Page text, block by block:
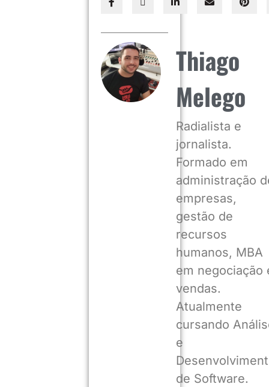
Thiago
Melego
Radialista e
jornalista.
Formado em
administração
empresas,
gestão de
recursos
humanos, MBA
em negociação
vendas.
Atualmente
cursando
e
de Software.